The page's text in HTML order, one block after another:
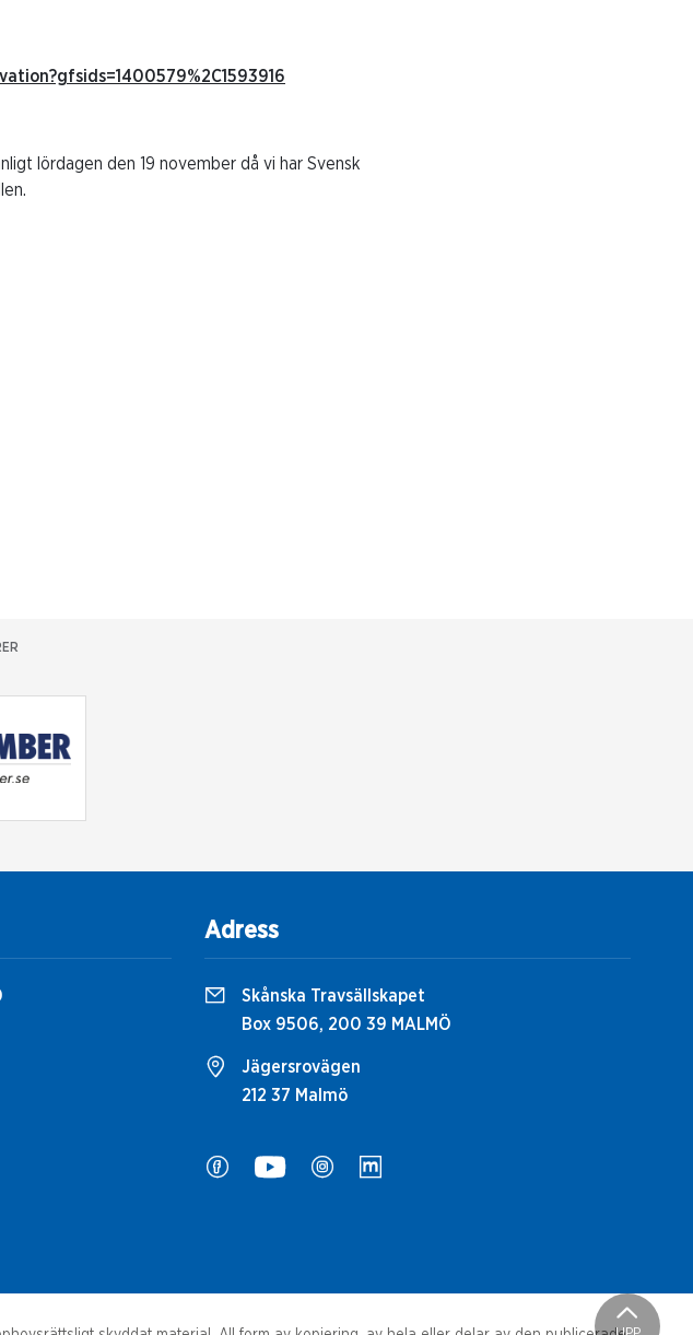
lördagen den 19 november då vi har Svensk
Adress
Skånska Travsällskapet
Box 9506, 200 39 MALMÖ
Jägersrovägen
212 37 Malmö